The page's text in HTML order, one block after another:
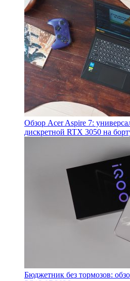
Обзор Acer Aspire 7:
дискретной RTX 3050 на
Бюджетник без тормозов: